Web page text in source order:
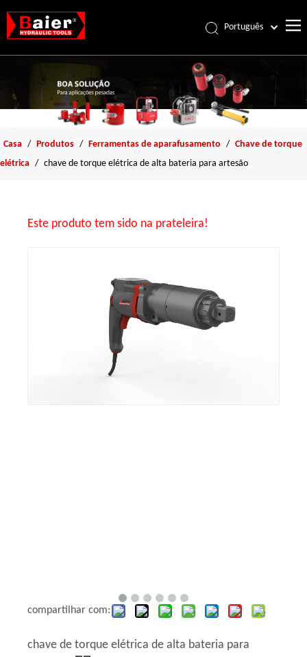
Português
Français
العربية
English
Casa / Produtos / Ferramentas de aparafusamento / Chave de torque
elétrica / chave de torque elétrica de alta bateria para artesão
Este produto tem sido na prateleira!
compartilhar com:
chave de torque elétrica de alta bateria para